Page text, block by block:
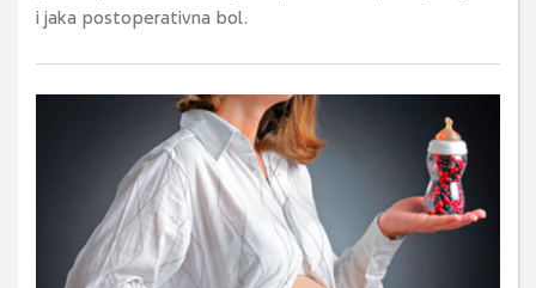
i jaka postoperativna bol.